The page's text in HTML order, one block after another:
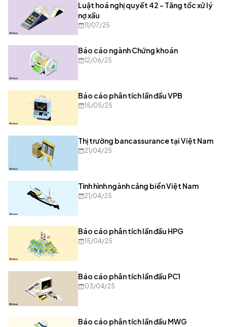
Luật hoá nghị quyết 42 – Tăng tốc xử lý
nợ xấu
11/07/25
Báo cáo ngành Chứng khoán
12/06/25
Báo cáo phân tích lần đầu VPB
15/05/25
Thị trường bancassurance tại Việt Nam
21/04/25
Tình hình ngành cảng biển Việt Nam
21/04/25
Báo cáo phân tích lần đầu HPG
15/04/25
Báo cáo phân tích lần đầu PC1
03/04/25
Báo cáo phân tích lần đầu MWG